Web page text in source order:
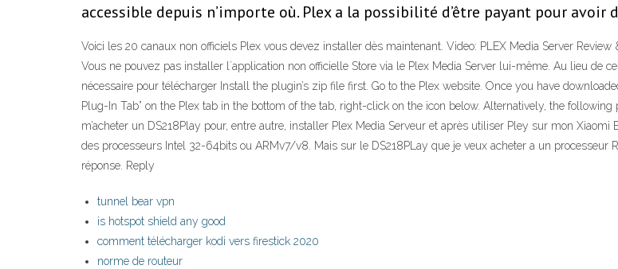
accessible depuis n’importe où. Plex a la possibilité d’être payant pour
Voici les 20 canaux non officiels Plex vous devez installer dès maintenant. Video: PLEX Media Server
Vous ne pouvez pas installer l`application non officielle Store via le Plex Media Server lui-même. Au lieu de
nécessaire pour télécharger Install the plugin’s zip file first. Go to the Plex website. Once you have
Plug-In Tab” on the Plex tab in the bottom of the tab, right-click on the icon below. Alternatively, the
m’acheter un DS218Play pour, entre autre, installer Plex Media Serveur et après utiliser Pley sur mon
des processeurs Intel 32-64bits ou ARMv7/v8. Mais sur le DS218PLay que je veux acheter a un processeur
réponse. Reply
tunnel bear vpn
is hotspot shield any good
comment télécharger kodi vers firestick 2020
norme de routeur